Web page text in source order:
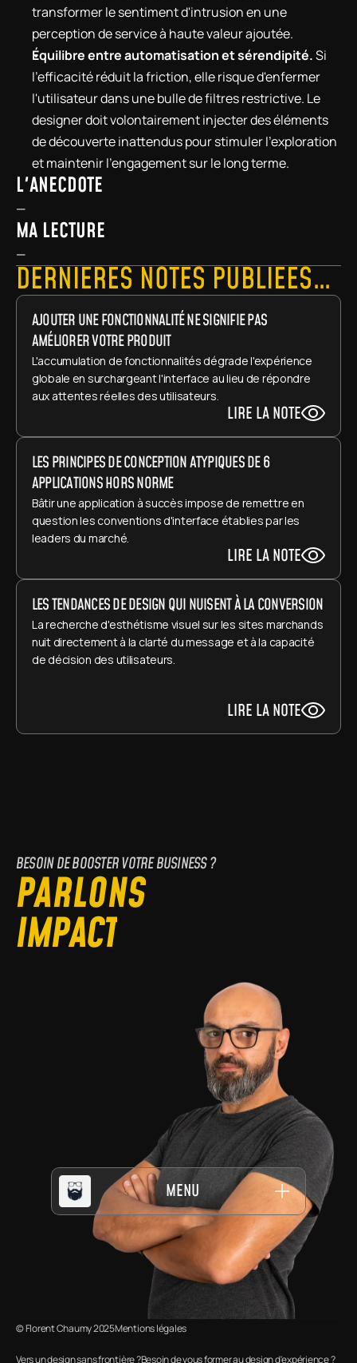
transformer le sentiment d'intrusion en une
perception de service à haute valeur ajoutée.
Équilibre entre automatisation et sérendipité. Si
l'efficacité réduit la friction, elle risque d'enfermer
l'utilisateur dans une bulle de filtres restrictive. Le
designer doit volontairement injecter des éléments
de découverte inattendus pour stimuler l'exploration
et maintenir l'engagement sur le long terme.
L'ANECDOTE
—
MA LECTURE
—
DERNIÈRES NOTES PUBLIÉES…
AJOUTER UNE FONCTIONNALITÉ NE SIGNIFIE PAS
AMÉLIORER VOTRE PRODUIT
L'accumulation de fonctionnalités dégrade l'expérience
globale en surchargeant l'interface au lieu de répondre
aux attentes réelles des utilisateurs.
LIRE LA NOTE
LES PRINCIPES DE CONCEPTION ATYPIQUES DE 6
APPLICATIONS HORS NORME
Bâtir une application à succès impose de remettre en
question les conventions d'interface établies par les
leaders du marché.
LIRE LA NOTE
LES TENDANCES DE DESIGN QUI NUISENT À LA CONVERSION
La recherche d'esthétisme visuel sur les sites marchands
nuit directement à la clarté du message et à la capacité
de décision des utilisateurs.
LIRE LA NOTE
BESOIN DE BOOSTER VOTRE BUSINESS ?
PARLONS
IMPACT
© Florent Chaumy 2025Mentions légales
Vers un design sans frontière ?Besoin de vous former au design d'expérience ?
MENU